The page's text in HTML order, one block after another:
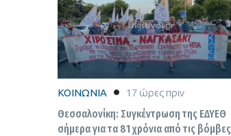
ΚΟΙΝΩΝΙΑ 17 ώρες πριν
Θεσσαλονίκη: Συγκέντρωση της ΕΔΥΕΘ
σήμερα για τα 81 χρόνια από τις βόμβες